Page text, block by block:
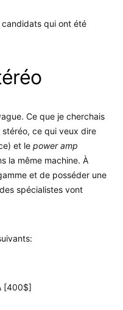
candidats qui ont été
Ce que je cherchais
ce qui veux dire
et le power amp
la même machine. À
et de posséder une
spécialistes vont
[400$]